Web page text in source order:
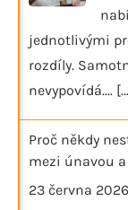
jednotlivými
rozdíly.
nevypovídá.…
Proč někdy
mezi únavou
23 června 2026